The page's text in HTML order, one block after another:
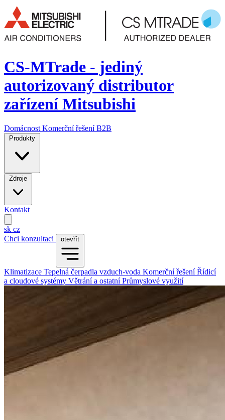
CS-MTrade - jediný
autorizovaný distributor
zařízení Mitsubishi
Domácnost Komerční řešeníB2B
Produkty
Zdroje
Kontakt
sk cz
Chci konzultaci
otevřít
Klimatizace Tepelná čerpadla vzduch-voda Komerční řešeníŘídicí
a cloudové systémy Větrání a ostatníPrůmyslové využití